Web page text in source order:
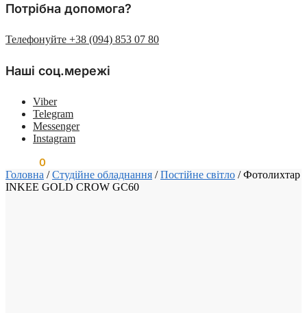
Потрібна допомога?
Телефонуйте +38 (094) 853 07 80
Наші соц.мережі
Viber
Telegram
Messenger
Instagram
0
Головна /Студійне обладнання /Постійне світло /Фотолихтар
INKEE GOLD CROW GC60